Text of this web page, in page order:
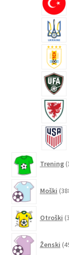
Trening
Moški
Otroški
Ženski